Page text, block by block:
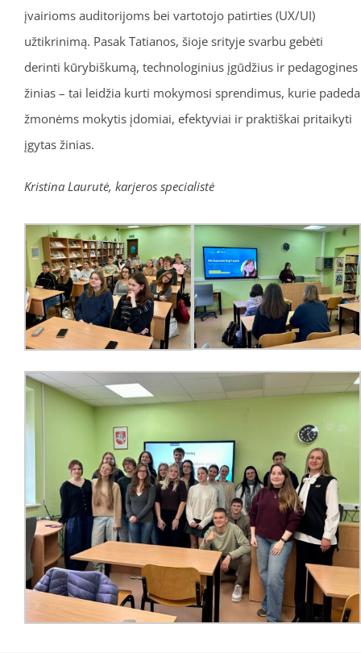
įvairioms auditorijoms bei vartotojo patirties (UX/UI)
užtikrinimą. Pasak Tatianos, šioje srityje svarbu gebėti
derinti kūrybiškumą, technologinius įgūdžius ir pedagogines
žinias – tai leidžia kurti mokymosi sprendimus, kurie padeda
žmonėms mokytis įdomiai, efektyviai ir praktiškai pritaikyti
įgytas žinias.
Kristina Laurutė, karjeros specialistė